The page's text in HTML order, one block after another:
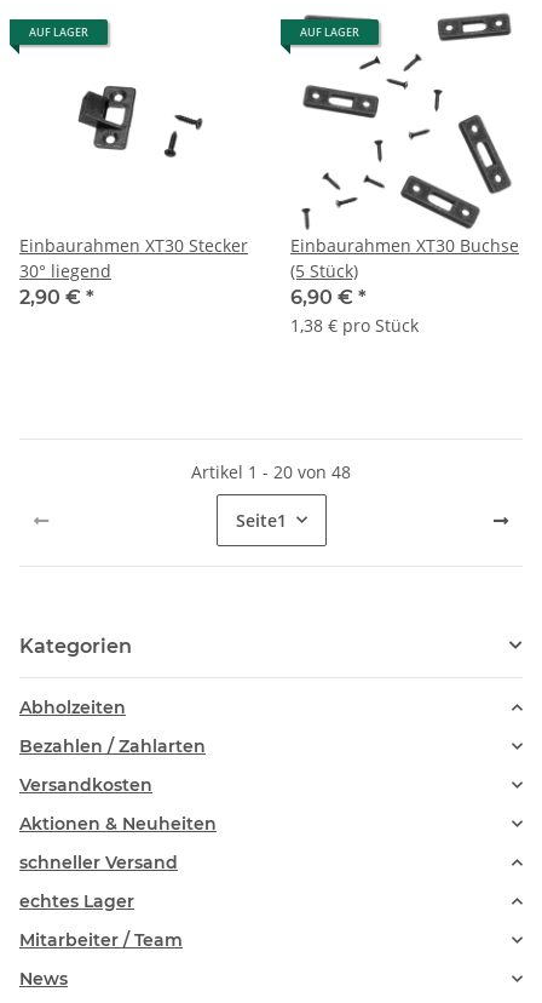
AUF LAGER
Einbaurahmen XT30 Stecker
30° liegend
2,90 € *
AUF LAGER
Einbaurahmen XT30 Buchse
(5 Stück)
6,90 € *
1,38 € pro Stück
Artikel 1 - 20 von 48
Seite1
Kategorien
Abholzeiten
Bezahlen / Zahlarten
Versandkosten
Aktionen & Neuheiten
schneller Versand
echtes Lager
Mitarbeiter / Team
News